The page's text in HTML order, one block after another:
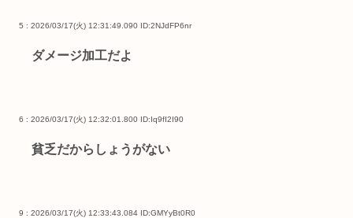
5 : 2026/03/17(火) 12:31:49.090 ID:2NJdFP6nr
ダメージ加工だよ
6 : 2026/03/17(火) 12:32:01.800 ID:Iq9fI2I90
貧乏だからしょうがない
9 : 2026/03/17(火) 12:33:43.084 ID:GMYyBt0R0